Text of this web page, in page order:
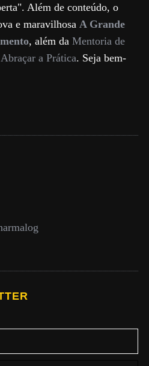
Além de conteúdo, o
e maravilhosa A Grande
, além da Mentoria de
a Prática. Seja bem-